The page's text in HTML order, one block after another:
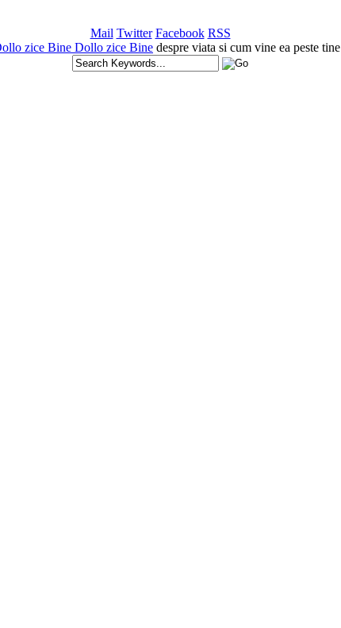
Mail Twitter Facebook RSS
Dollo zice Bine despre viata si cum vine ea peste tine